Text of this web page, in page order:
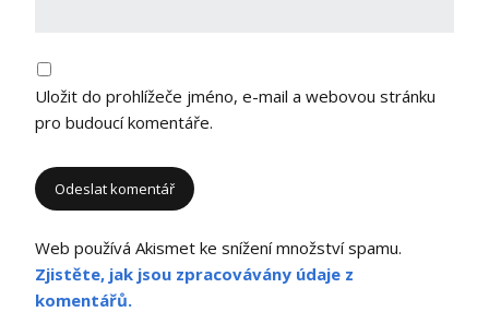
Uložit do prohlížeče jméno, e-mail a webovou stránku
pro budoucí komentáře.
Web používá Akismet ke snížení množství spamu.
Zjistěte, jak jsou zpracovávány údaje z
komentářů.